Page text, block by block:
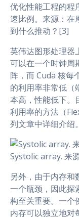
优化性能工程的程
速比例。来源：在
到什么推动？[3]
英伟达图形处理器
可以在一个时钟周
阵，而 Cuda 核每
的利用率非常低（
本高，性能低下
利用率的方法（
列文章中详细介绍。
Systolic array. 来
另外，由于内存和
一个瓶颈，因此探
构至关重要。一个
内存可以独立地对